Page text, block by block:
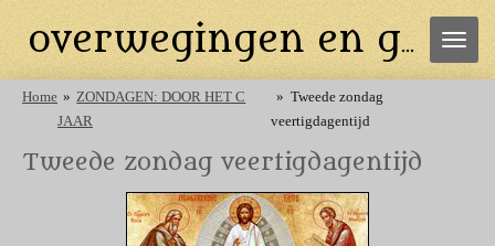
direct
de
hoofdinhoud
overwegingen en gebeden
Home » ZONDAGEN: DOOR HET C
JAAR
» Tweede zondag
veertigdagentijd
Tweede zondag veertigdagentijd